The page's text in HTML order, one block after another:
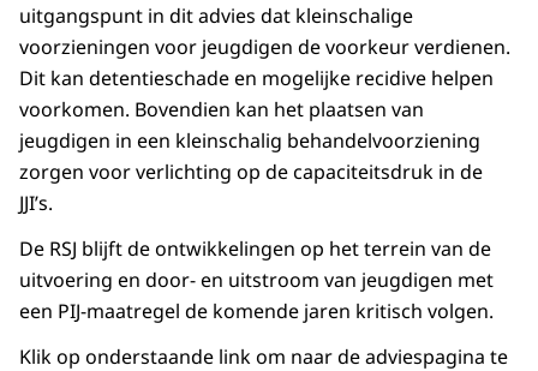
uitgangspunt in dit advies dat kleinschalige
voorzieningen voor jeugdigen de voorkeur verdienen.
Dit kan detentieschade en mogelijke recidive helpen
voorkomen. Bovendien kan het plaatsen van
jeugdigen in een kleinschalig behandelvoorziening
zorgen voor verlichting op de capaciteitsdruk in de
JJI’s.
De RSJ blijft de ontwikkelingen op het terrein van de
uitvoering en door- en uitstroom van jeugdigen met
een PIJ-maatregel de komende jaren kritisch volgen.
Klik op onderstaande link om naar de adviespagina te